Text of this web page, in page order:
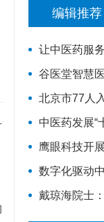
编辑推荐
让中医药服务为世界人民健康保
谷医堂智慧医疗新时代，
北京市77人入选第七批全国老
中医药发展“十四五”路线图
鹰眼科技开展智
数字化驱动中医药
戴琼海院士：从系